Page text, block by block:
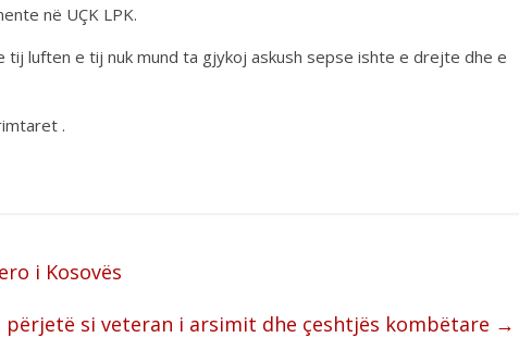
në UÇK LPK.
tij luften e tij nuk mund ta gjykoj askush sepse ishte e drejte dhe e
.
i Kosovës
përjetë si veteran i arsimit dhe çeshtjës kombëtare →